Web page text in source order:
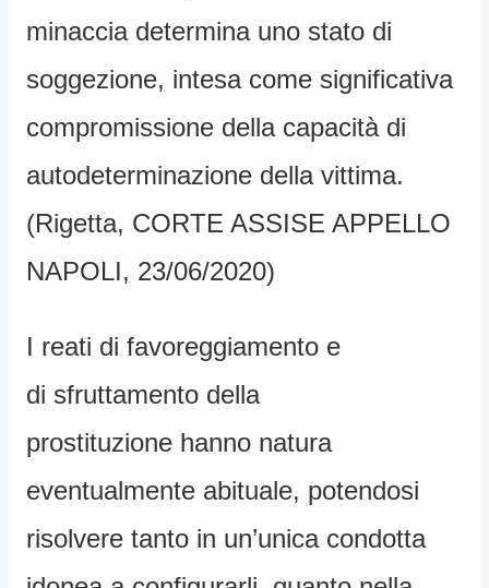
minaccia determina uno stato di
soggezione, intesa come significativa
compromissione della capacità di
autodeterminazione della vittima.
(Rigetta, CORTE ASSISE APPELLO
NAPOLI, 23/06/2020)
I reati di favoreggiamento e
di sfruttamento della
prostituzione hanno natura
eventualmente abituale, potendosi
risolvere tanto in un’unica condotta